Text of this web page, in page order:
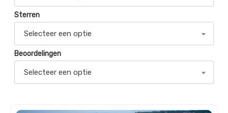
Sterren
Selecteer een optie
Beoordelingen
Selecteer een optie